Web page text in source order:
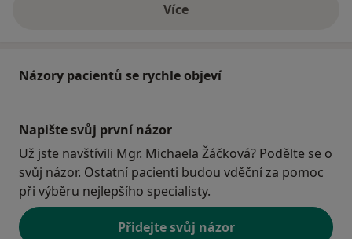
Víceo adrese
Názory pacientů se rychle objeví
Napište svůj první názor
Už jste navštívili Mgr. Michaela Žáčková? Podělte se o
svůj názor. Ostatní pacienti budou vděční za pomoc
při výběru nejlepšího specialisty.
Přidejte svůj názor